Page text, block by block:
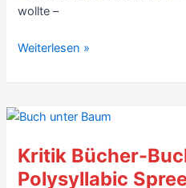
wollte –
Biografie-
Manfred
Der
Eine
biographische
Weiterlesen »
Kritik Bücher-
Polysyllabic